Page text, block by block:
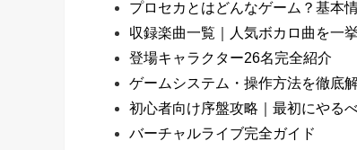
プロセカとはどんなゲーム？基本
収録楽曲一覧｜人気ボカロ曲を一
登場キャラクター26名完全紹介
ゲームシステム・操作方法を徹底
初心者向け序盤攻略｜最初にやる
バーチャルライブ完全ガイド